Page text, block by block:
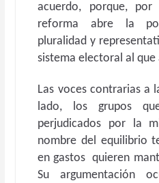
acuerdo, porque,
reforma abre la
pluralidad y
sistema electoral al que
Las voces contrarias a
lado, los grupos
perjudicados por la
nombre del equilibrio
en gastos quieren
Su argumentación